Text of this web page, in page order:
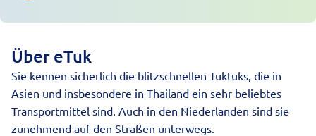
Über eTuk
Sie kennen sicherlich die blitzschnellen Tuktuks, die in
Asien und insbesondere in Thailand ein sehr beliebtes
Transportmittel sind. Auch in den Niederlanden sind sie
zunehmend auf den Straßen unterwegs.